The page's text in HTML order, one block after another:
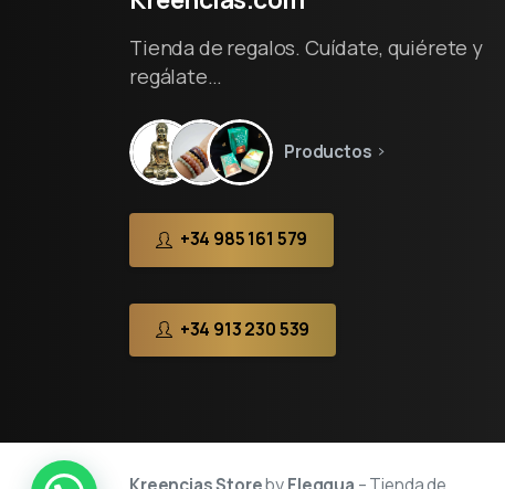
Tienda de regalos. Cuídate, quiérete y
regálate…
Productos
+34 985 161 579
+34 913 230 539